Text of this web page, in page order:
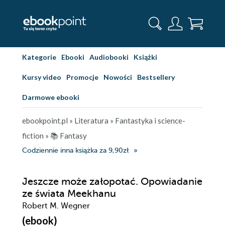
Kategorie Ebooki Audiobooki Książki
Kursy video Promocje Nowości Bestsellery
Darmowe ebooki
ebookpoint.pl » Literatura » Fantastyka i science-
fiction » 📚 Fantasy
Codziennie inna książka za 9,90zł
Jeszcze może załopotać. Opowiadanie
ze świata Meekhanu
Robert M. Wegner
(ebook)